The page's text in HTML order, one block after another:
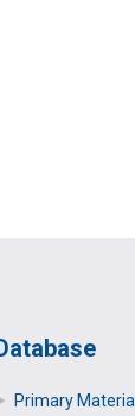
Primary Μaterial